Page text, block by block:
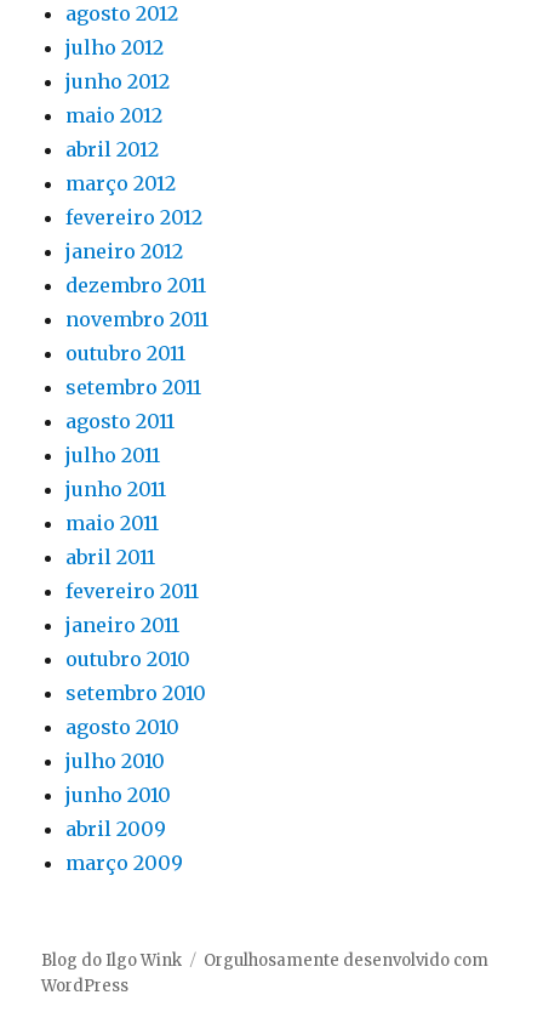
agosto 2012
julho 2012
junho 2012
maio 2012
abril 2012
março 2012
fevereiro 2012
janeiro 2012
dezembro 2011
novembro 2011
outubro 2011
setembro 2011
agosto 2011
julho 2011
junho 2011
maio 2011
abril 2011
fevereiro 2011
janeiro 2011
outubro 2010
setembro 2010
agosto 2010
julho 2010
junho 2010
abril 2009
março 2009
Blog do Ilgo Wink
Orgulhosamente desenvolvido com
WordPress